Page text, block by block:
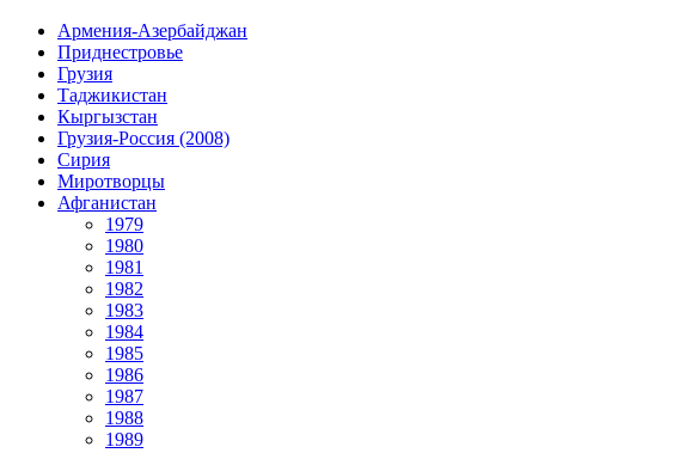
Армения-Азербайджан
Приднестровье
Грузия
Таджикистан
Кыргызстан
Грузия-Россия (2008)
Сирия
Миротворцы
Афганистан
1979
1980
1981
1982
1983
1984
1985
1986
1987
1988
1989